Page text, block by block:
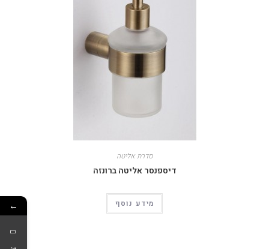
סדרת אליטה
דיספנסר אליטה ברונזה
מידע נוסף ←